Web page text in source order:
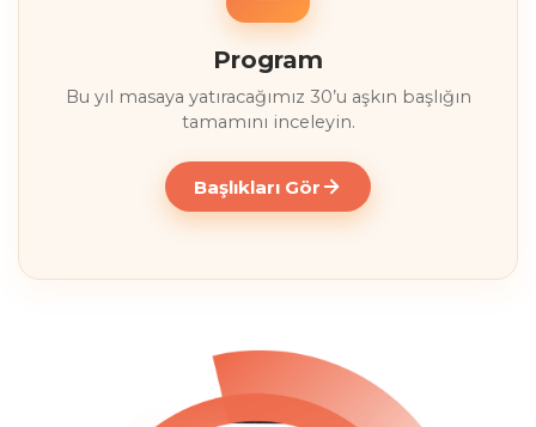
Program
Bu yıl masaya yatıracağımız 30’u aşkın başlığın
tamamını inceleyin.
Başlıkları Gör